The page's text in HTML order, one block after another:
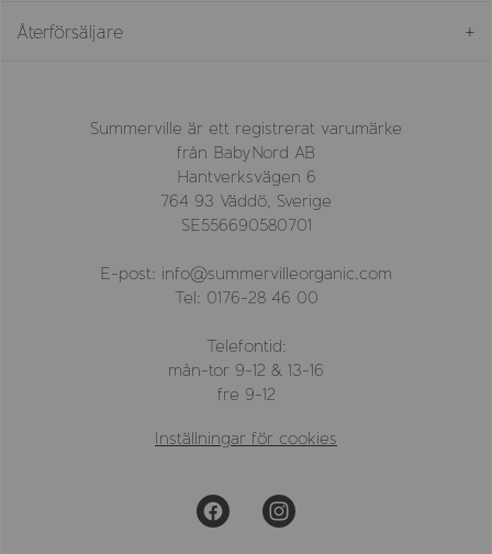
Återförsäljare
Summerville är ett registrerat varumärke
från BabyNord AB
Hantverksvägen 6
764 93 Väddö, Sverige
SE556690580701
E-post: info@summervilleorganic.com
Tel: 0176-28 46 00
Telefontid:
mån-tor 9-12 & 13-16
fre 9-12
Inställningar för cookies